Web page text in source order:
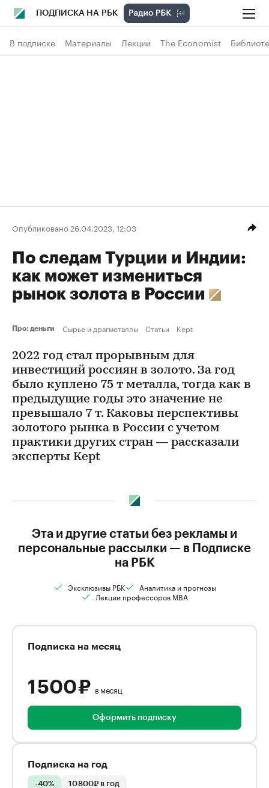
ПОДПИСКА НА РБК
В подписке Материалы Лекции The Economist
Опубликовано 26.04.2023, 12:03
По следам Турции и Индии:
как может измениться
рынок золота в России
Про: деньги Сырье и драгметаллы Статьи Kept
2022 год стал прорывным для
инвестиций россиян в золото. За год
было куплено 75 т металла, тогда как в
предыдущие годы это значение не
превышало 7 т. Каковы перспективы
золотого рынка в России с учетом
практики других стран — рассказали
эксперты Kept
Эта и другие статьи без рекламы и
персональные рассылки — в Подписке
на РБК
Эксклюзивы РБК
Аналитика и прогнозы
Лекции профессоров MBA
Подписка на месяц
1 500 ₽ в месяц
Оформить подписку
Подписка на год
-40% 10 800₽ в год